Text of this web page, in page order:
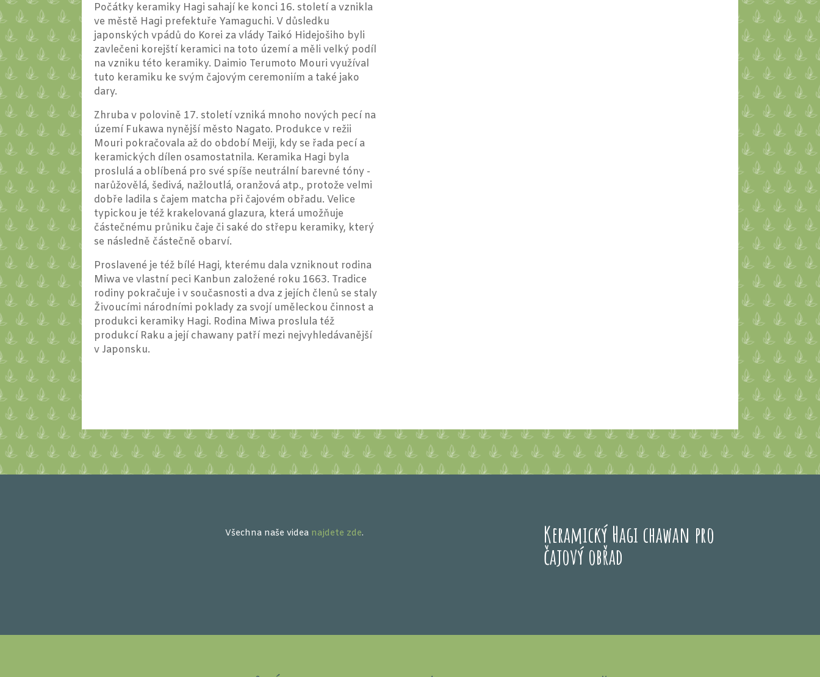
Počátky keramiky Hagi sahají ke konci 16. století a vznikla
ve městě Hagi prefektuře Yamaguchi. V důsledku
japonských vpádů do Korei za vlády Taikó Hidejošiho byli
zavlečeni korejští keramici na toto území a měli velký podíl
na vzniku této keramiky. Daimio Terumoto Mouri využíval
tuto keramiku ke svým čajovým ceremoniím a také jako
dary.
Zhruba v polovině 17. století vzniká mnoho nových pecí na
území Fukawa nynější město Nagato. Produkce v režii
Mouri pokračovala až do období Meiji, kdy se řada pecí a
keramických dílen osamostatnila. Keramika Hagi byla
proslulá a oblíbená pro své spíše neutrální barevné tóny -
narůžovělá, šedivá, nažloutlá, oranžová atp., protože velmi
dobře ladila s čajem matcha při čajovém obřadu. Velice
typickou je též krakelovaná glazura, která umožňuje
částečnému průniku čaje či saké do střepu keramiky, který
se následně částečně obarví.
Proslavené je též bílé Hagi, kterému dala vzniknout rodina
Miwa ve vlastní peci Kanbun založené roku 1663. Tradice
rodiny pokračuje i v současnosti a dva z jejích členů se staly
Živoucími národními poklady za svojí uměleckou činnost a
produkci keramiky Hagi. Rodina Miwa proslula též
produkcí Raku a její chawany patří mezi nejvyhledávanější
v Japonsku.
Všechna naše videa najdete zde. Keramický Hagi chawan pro
čajový obřad